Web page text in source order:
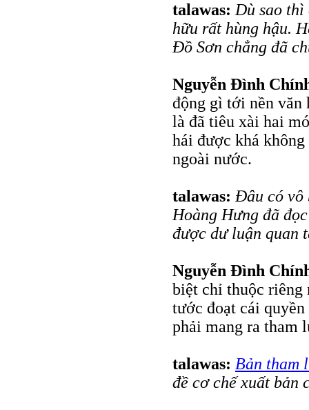
talawas: Dù sao
hữu rất hùng hậu.
Đồ Sơn chẳng đã
Nguyễn Đình
động gì tới nền văn
là đã tiêu xài hai
hái được khá
ngoài nước.
talawas: Đâu có vô
Hoàng Hưng đã
được dư luận quan
Nguyễn Đình
biệt chỉ thuộc riêng
tước đoạt cái
phải mang ra tham
talawas: Bản tham
đề cơ chế xuất bản